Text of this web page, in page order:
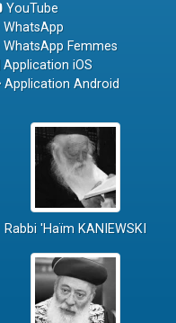
YouTube
WhatsApp
WhatsApp Femmes
Application iOS
Application Android
Rabbi 'Haïm KANIEWSKI